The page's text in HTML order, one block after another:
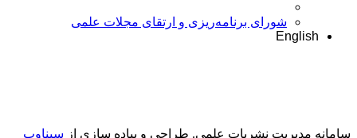
شورای برنامه‌ریزی و ارتقای مجلات علمی
English
سامانه مدیریت نشریات علمی. طراحی و پیاده سازی از سیناوب